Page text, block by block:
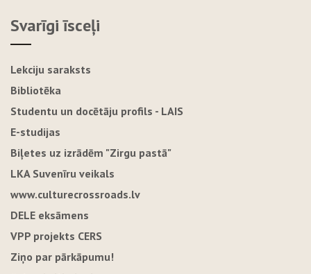
Svarīgi īsceļi
Lekciju saraksts
Bibliotēka
Studentu un docētāju profils - LAIS
E-studijas
Biļetes uz izrādēm "Zirgu pastā"
LKA Suvenīru veikals
www.culturecrossroads.lv
DELE eksāmens
VPP projekts CERS
Ziņo par pārkāpumu!